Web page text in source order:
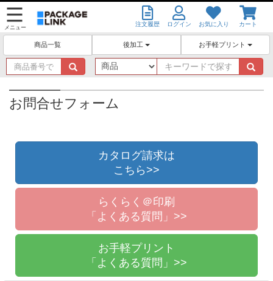
メニュー 注文履歴 ログイン お気に入り カート
商品一覧 後加工 お手軽プリント
商
品
番
号
で
キ
ー
ワ
お問合せフォーム
カタログ請求は
こちら>>
らくらく＠印刷
「よくある質問」>>
お手軽プリント
「よくある質問」>>